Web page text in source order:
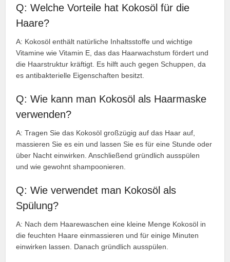
Q: Welche Vorteile hat Kokosöl für die
Haare?
A: Kokosöl enthält natürliche Inhaltsstoffe und wichtige
Vitamine wie Vitamin E, das das Haarwachstum fördert und
die Haarstruktur kräftigt. Es hilft auch gegen Schuppen, da
es antibakterielle Eigenschaften besitzt.
Q: Wie kann man Kokosöl als Haarmaske
verwenden?
A: Tragen Sie das Kokosöl großzügig auf das Haar auf,
massieren Sie es ein und lassen Sie es für eine Stunde oder
über Nacht einwirken. Anschließend gründlich ausspülen
und wie gewohnt shampoonieren.
Q: Wie verwendet man Kokosöl als
Spülung?
A: Nach dem Haarewaschen eine kleine Menge Kokosöl in
die feuchten Haare einmassieren und für einige Minuten
einwirken lassen. Danach gründlich ausspülen.